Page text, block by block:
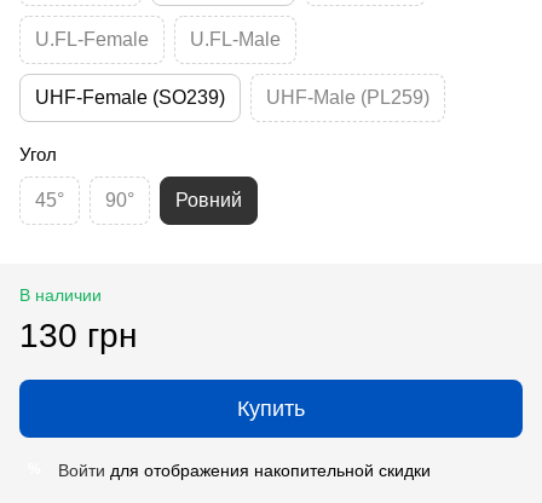
U.FL-Female U.FL-Male
UHF-Female (SO239) UHF-Male (PL259)
Угол
45° 90° Ровний
В наличии
130 грн
Купить
Войти для отображения накопительной скидки